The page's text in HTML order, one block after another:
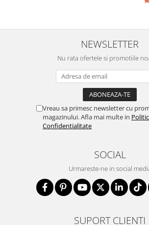
NEWSLETTER
Nu rata ofertele si promotiile
Vreau sa primesc newsletter cu
magazinului. Afla mai multe in
Confidentialitate
SOCIAL
Urmareste-ne in social
SUPORT CLIENTI